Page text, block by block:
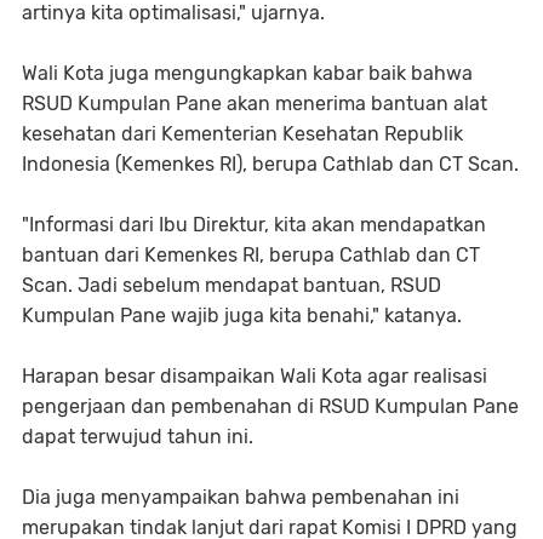
artinya kita optimalisasi," ujarnya.
Wali Kota juga mengungkapkan kabar baik bahwa
RSUD Kumpulan Pane akan menerima bantuan alat
kesehatan dari Kementerian Kesehatan Republik
Indonesia (Kemenkes RI), berupa Cathlab dan CT Scan.
"Informasi dari Ibu Direktur, kita akan mendapatkan
bantuan dari Kemenkes RI, berupa Cathlab dan CT
Scan. Jadi sebelum mendapat bantuan, RSUD
Kumpulan Pane wajib juga kita benahi," katanya.
Harapan besar disampaikan Wali Kota agar realisasi
pengerjaan dan pembenahan di RSUD Kumpulan Pane
dapat terwujud tahun ini.
Dia juga menyampaikan bahwa pembenahan ini
merupakan tindak lanjut dari rapat Komisi I DPRD yang